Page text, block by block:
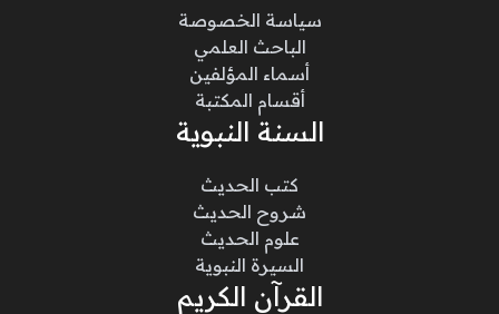
سياسة الخصوصة
الباحث العلمي
أسماء المؤلفين
أقسام المكتبة
السنة النبوية
كتب الحديث
شروح الحديث
علوم الحديث
السيرة النبوية
القرآن الكريم